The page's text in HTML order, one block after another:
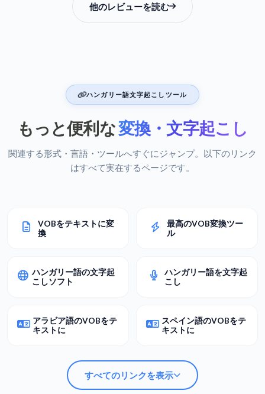
他のレビューを読む
ハンガリー語文字起こしツール
もっと便利な変換・文字起こし
関連する形式・言語・ツールへすぐにジャンプ。以下のリンク
はすべて実在するページです。
VOBをテキストに変
換
最高のVOB変換ツー
ル
ハンガリー語の文字起
こしソフト
ハンガリー語を文字起
こし
アラビア語のVOBをテ
キストに
スペイン語のVOBをテ
キストに
すべてのリンクを表示